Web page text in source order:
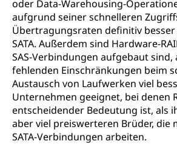
oder Data-Warehousing-
aufgrund seiner schnelleren
Übertragungsraten definitiv besser
SATA. Außerdem sind Hardware-
SAS-Verbindungen aufgebaut
fehlenden Einschränkungen beim
Austausch von Laufwerken viel
Unternehmen geeignet, bei denen
entscheidender Bedeutung ist, als
aber viel preiswerteren Brüder, die
SATA-Verbindungen arbeiten.